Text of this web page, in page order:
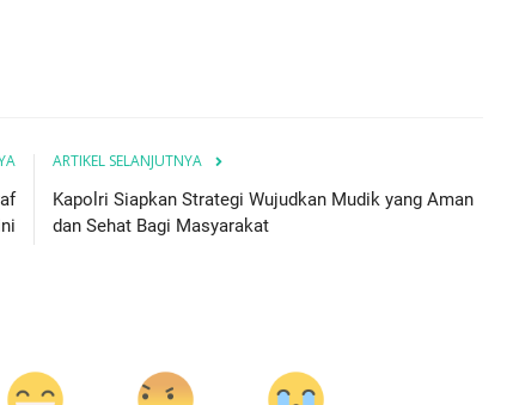
ARTIKEL SELANJUTNYA
Kapolri Siapkan Strategi Wujudkan Mudik yang Aman
dan Sehat Bagi Masyarakat
Humas Polres Lembata Feb 23, 2023